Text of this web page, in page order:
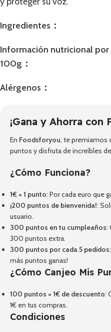
Ingredientes：
Información nutricional por
100g：
Alérgenos：
¡Gana y Ahorra con
En Foodsforyou, te premiamos
puntos y disfruta de increíbles
¿Cómo Funciona?
1€ = 1 punto: Por cada euro que
¡200 puntos de bienvenida!:
usuario.
300 puntos en tu cumpleaños:
300 puntos extra.
300 puntos por cada 5 pedidos
más puntos ganas!
¿Cómo Canjeo Mis
100 puntos = 1€ de descuento:
1€ en tus compras.
Condiciones